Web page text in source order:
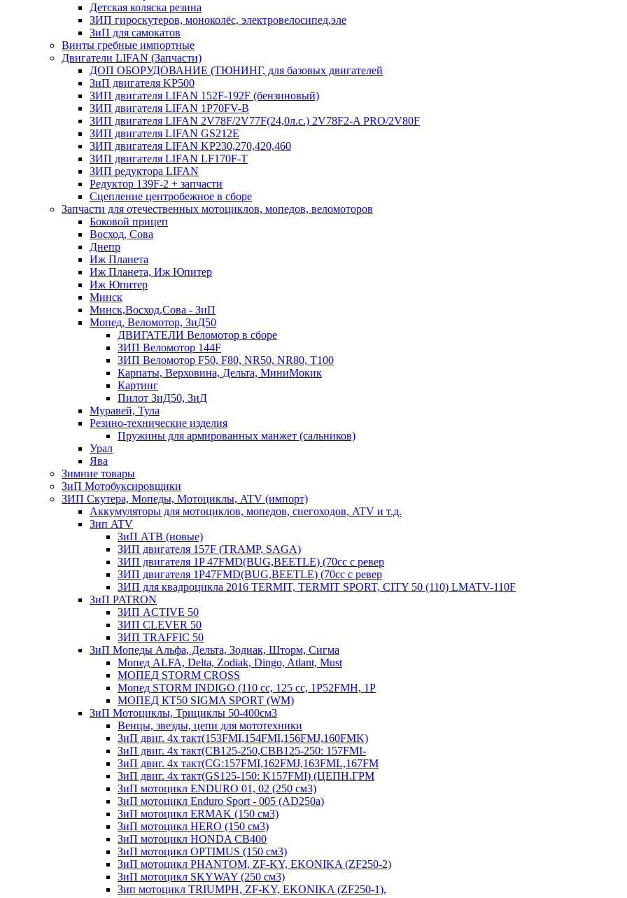
Детская коляска резина
ЗИП гироскутеров, моноколёс, электровелосипед,эле
ЗиП для самокатов
Винты гребные импортные
Двигатели LIFAN (Запчасти)
ДОП ОБОРУДОВАНИЕ (ТЮНИНГ, для базовых двигателей
ЗиП двигателя KP500
ЗИП двигателя LIFAN 152F-192F (бензиновый)
ЗИП двигателя LIFAN 1P70FV-B
ЗИП двигателя LIFAN 2V78F/2V77F(24,0л.с.) 2V78F2-A PRO/2V80F
ЗИП двигателя LIFAN GS212E
ЗИП двигателя LIFAN KP230,270,420,460
ЗИП двигателя LIFAN LF170F-T
ЗИП редуктора LIFAN
Редуктор 139F-2 + запчасти
Сцепление центробежное в сборе
Запчасти для отечественных мотоциклов, мопедов, веломоторов
Боковой прицеп
Восход, Сова
Днепр
Иж Планета
Иж Планета, Иж Юпитер
Иж Юпитер
Минск
Минск,Восход,Сова - ЗиП
Мопед, Веломотор, ЗиД50
ДВИГАТЕЛИ Веломотор в сборе
ЗИП Веломотор 144F
ЗИП Веломотор F50, F80, NR50, NR80, T100
Карпаты, Верховина, Дельта, МиниМокик
Картинг
Пилот ЗиД50, ЗиД
Муравей, Тула
Резино-технические изделия
Пружины для армированных манжет (сальников)
Урал
Ява
Зимние товары
ЗиП Мотобуксировщики
ЗИП Скутера, Мопеды, Мотоциклы, ATV (импорт)
Аккумуляторы для мотоциклов, мопедов, снегоходов, ATV и т.д.
Зип ATV
ЗиП АТВ (новые)
ЗИП двигателя 157F (TRAMP, SAGA)
ЗИП двигателя 1P 47FMD(BUG,BEETLE) (70cc с ревер
ЗИП двигателя 1P47FMD(BUG,BEETLE) (70cc с ревер
ЗИП для квадроцикла 2016 TERMIT, TERMIT SPORT, CITY 50 (110) LMATV-110F
ЗиП PATRON
ЗИП ACTIVE 50
ЗИП CLEVER 50
ЗИП TRAFFIC 50
ЗиП Мопеды Альфа, Дельта, Зодиак, Шторм, Сигма
Мопед ALFA, Delta, Zodiak, Dingo, Atlant, Must
МОПЕД STORM CROSS
Мопед STORM INDIGO (110 сс, 125 cc, 1P52FMH, 1P
МОПЕД КТ50 SIGMA SPORT (WM)
ЗиП Мотоциклы, Трициклы 50-400см3
Венцы, звезды, цепи для мототехники
ЗиП двиг. 4х такт(153FMI,154FMI,156FMJ,160FMK)
ЗиП двиг. 4х такт(CB125-250,CBB125-250: 157FMI-
ЗиП двиг. 4х такт(CG:157FMI,162FMJ,163FML,167FM
ЗиП двиг. 4х такт(GS125-150: K157FMI) (ЦЕПН.ГРМ
ЗиП мотоцикл ENDURO 01, 02 (250 см3)
ЗиП мотоцикл Enduro Sport - 005 (AD250a)
ЗиП мотоцикл ERMAK (150 см3)
ЗиП мотоцикл HERO (150 см3)
ЗиП мотоцикл HONDA CB400
ЗиП мотоцикл OPTIMUS (150 см3)
ЗиП мотоцикл PHANTOM, ZF-KY, EKONIKA (ZF250-2)
ЗиП мотоцикл SKYWAY (250 см3)
Зип мотоцикл TRIUMPH, ZF-KY, EKONIKA (ZF250-1),